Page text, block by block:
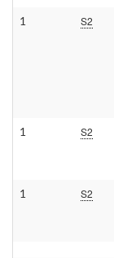
1 S2
1 S2
1 S2